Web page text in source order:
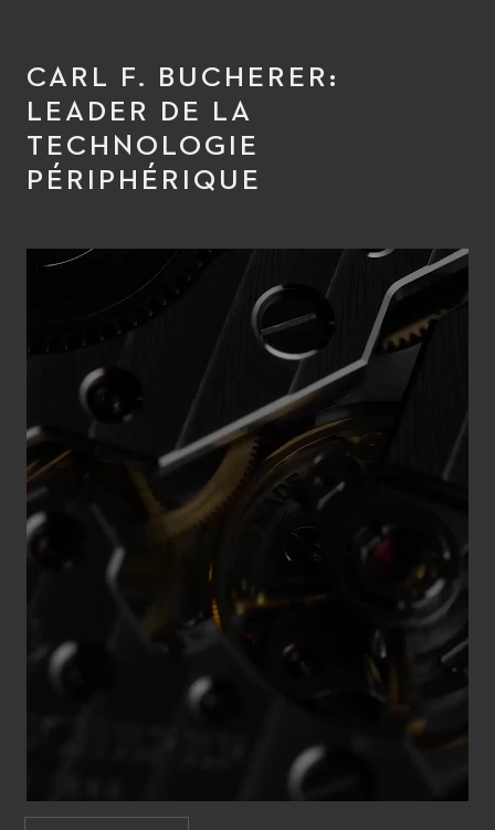
CARL F. BUCHERER:
LEADER DE LA
TECHNOLOGIE
PÉRIPHÉRIQUE